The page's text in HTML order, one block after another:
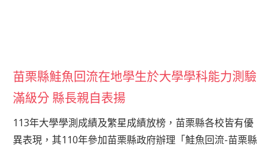
苗栗縣鮭魚回流在地學生於大學學科能力測驗
滿級分 縣長親自表揚
113年大學學測成績及繁星成績放榜，苗栗縣各校皆有優
異表現，其110年參加苗栗縣政府辦理「鮭魚回流-苗栗縣